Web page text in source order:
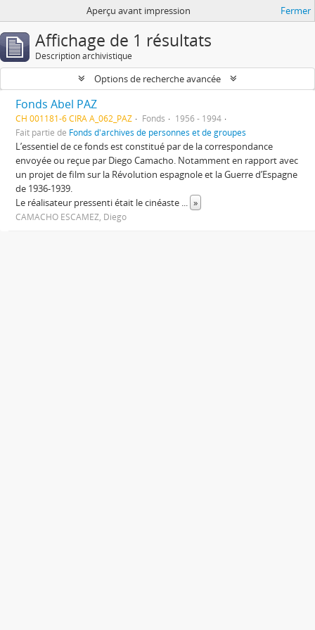
Aperçu avant impression Fermer
Affichage de 1 résultats
Description archivistique
Options de recherche avancée
Fonds Abel PAZ
CH 001181-6 CIRA A_062_PAZ Fonds
1956 - 1994
Fait partie de Fonds d'archives de personnes et de groupes
L’essentiel de ce fonds est constitué par de la correspondance
envoyée ou reçue par Diego Camacho. Notamment en rapport avec
un projet de film sur la Révolution espagnole et la Guerre d’Espagne
de 1936-1939.
Le réalisateur pressenti était le cinéaste ... »
CAMACHO ESCAMEZ, Diego